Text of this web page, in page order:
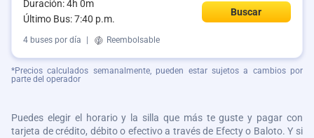
Duración: 4h 0m
Último Bus: 7:40 p.m.
Buscar
4 buses por día Reembolsable
*Precios calculados semanalmente, pueden estar sujetos a cambios por
parte del operador
Puedes elegir el horario y la silla que más te guste y pagar con
tarjeta de crédito, débito o efectivo a través de Efecty o Baloto. Y si